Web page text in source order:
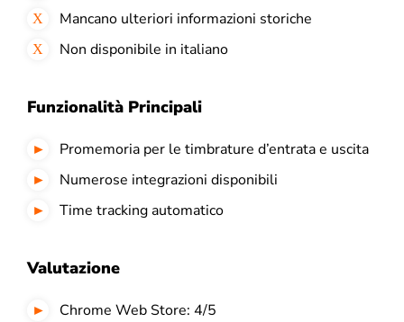
Mancano ulteriori informazioni storiche
Non disponibile in italiano
Funzionalità Principali
Promemoria per le timbrature d’entrata e uscita
Numerose integrazioni disponibili
Time tracking automatico
Valutazione
Chrome Web Store: 4/5